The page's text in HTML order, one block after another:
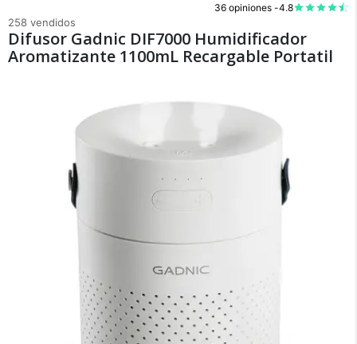
36 opiniones -4.8
258 vendidos
Difusor Gadnic DIF7000 Humidificador
Aromatizante 1100mL Recargable Portatil
Medios de Pago